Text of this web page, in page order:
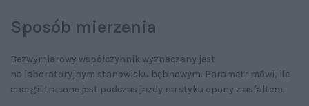
Sposób mierzenia
Bezwymiarowy współczynnik wyznaczany jest
na laboratoryjnym stanowisku bębnowym. Parametr mówi, ile
energii tracone jest podczas jazdy na styku opony z asfaltem.